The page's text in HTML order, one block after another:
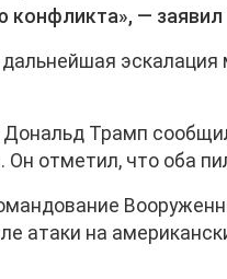
конфликта», — заявил
Трамп
Он отметил, что оба
атаки на